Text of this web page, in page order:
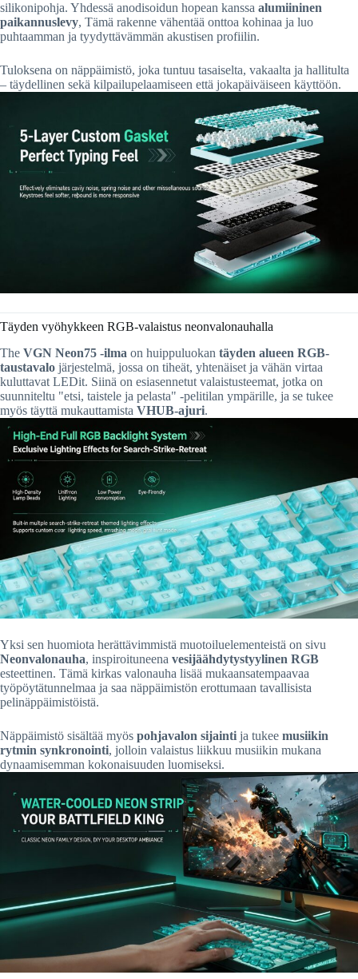
silikonipohja. Yhdessä anodisoidun hopean kanssa alumiininen
paikannuslevy, Tämä rakenne vähentää onttoa kohinaa ja luo
puhtaamman ja tyydyttävämmän akustisen profiilin.
Tuloksena on näppäimistö, joka tuntuu tasaiselta, vakaalta ja hallitulta
– täydellinen sekä kilpailupelaamiseen että jokapäiväiseen käyttöön.
Täyden vyöhykkeen RGB-valaistus neonvalonauhalla
The VGN Neon75 -ilma on huippuluokan täyden alueen RGB-
taustavalo järjestelmä, jossa on tiheät, yhtenäiset ja vähän virtaa
kuluttavat LEDit. Siinä on esiasennetut valaistusteemat, jotka on
suunniteltu "etsi, taistele ja pelasta" -pelitilan ympärille, ja se tukee
myös täyttä mukauttamista VHUB-ajuri.
Yksi sen huomiota herättävimmistä muotoiluelementeistä on sivu
Neonvalonauha, inspiroituneena vesijäähdytystyylinen RGB
esteettinen. Tämä kirkas valonauha lisää mukaansatempaavaa
työpöytätunnelmaa ja saa näppäimistön erottumaan tavallisista
pelinäppäimistöistä.
Näppäimistö sisältää myös pohjavalon sijainti ja tukee musiikin
rytmin synkronointi, jolloin valaistus liikkuu musiikin mukana
dynaamisemman kokonaisuuden luomiseksi.